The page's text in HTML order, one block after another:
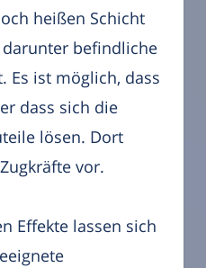
heißen Schicht
befindliche
Es ist möglich, dass
dass sich die
lösen. Dort
vor.
Effekte lassen sich